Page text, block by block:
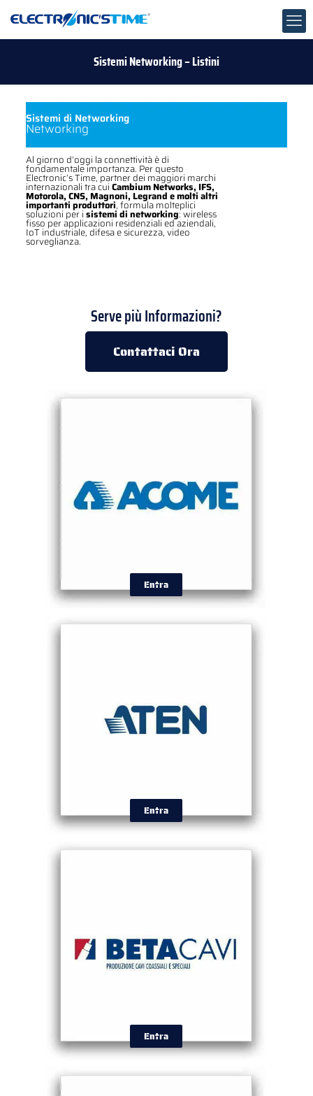
Sistemi Networking – Listini
Sistemi di Networking
Networking
Al giorno d’oggi la connettività è di
fondamentale importanza. Per questo
Electronic’s Time, partner dei maggiori marchi
internazionali tra cuiCambium Networks, IFS,
Motorola, CNS, Magnoni, Legrand e molti altri
importanti produttori, formula molteplici
soluzioni per isistemi di networking: wireless
fisso per applicazioni residenziali ed aziendali,
IoT industriale, difesa e sicurezza, video
sorveglianza.
Serve più Informazioni?
Contattaci Ora
Entra
Entra
Entra